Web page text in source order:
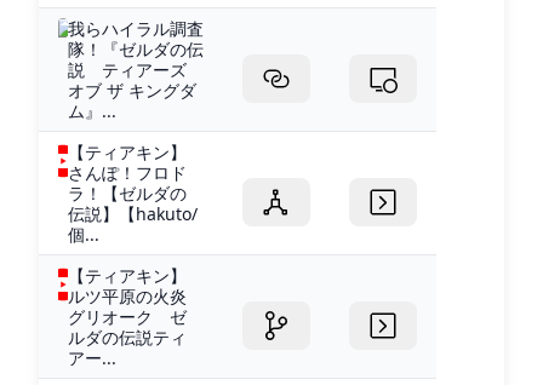
我らハイラル調査
隊！『ゼルダの伝
説 ティアーズ
オブ ザ キングダ
ム』...
【ティアキン】
さんぽ！フロド
ラ！【ゼルダの
伝説】【hakuto/
個...
【ティアキン】
ルツ平原の火炎
グリオーク ゼ
ルダの伝説ティ
アー...